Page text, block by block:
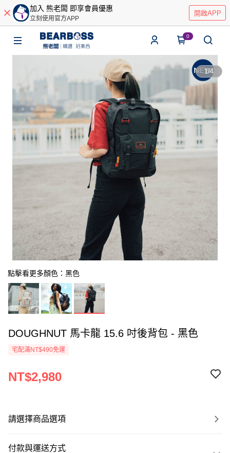
加入 熊老闆 即享會員優惠
立刻使用官方APP
開啟APP
0
1/4
點擊看更多顏色：黑色
DOUGHNUT 馬卡龍 15.6 吋後背包 - 黑色
宅配滿NT$490免運
NT$2,980
請選擇商品選項
付款與運送方式